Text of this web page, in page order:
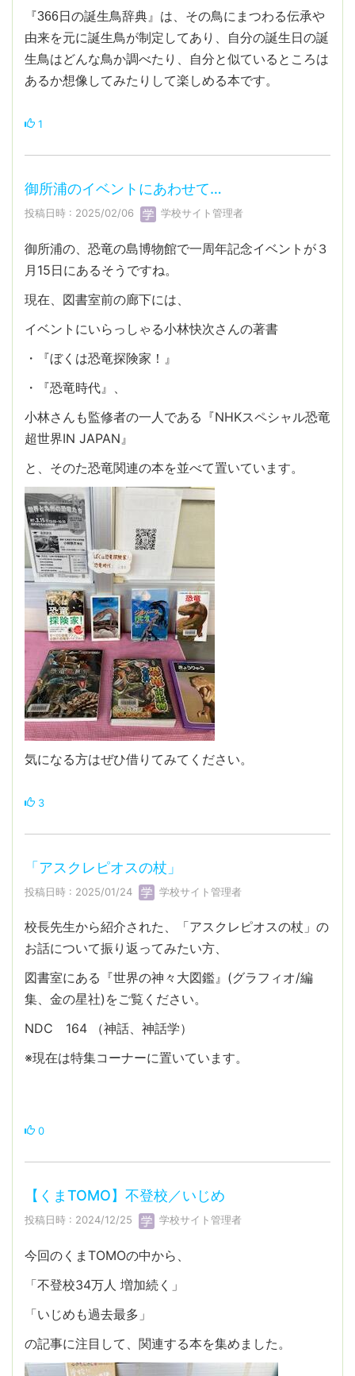
『366日の誕生鳥辞典』は、その鳥にまつわる伝承や
由来を元に誕生鳥が制定してあり、自分の誕生日の誕
生鳥はどんな鳥か調べたり、自分と似ているところは
あるか想像してみたりして楽しめる本です。
1
御所浦のイベントにあわせて…
投稿日時 : 2025/02/06 学校サイト管理者
御所浦の、恐竜の島博物館で一周年記念イベントが３
月15日にあるそうですね。
現在、図書室前の廊下には、
イベントにいらっしゃる小林快次さんの著書
・『ぼくは恐竜探険家！』
・『恐竜時代』、
小林さんも監修者の一人である『NHKスペシャル恐竜
超世界IN JAPAN』
と、そのた恐竜関連の本を並べて置いています。
気になる方はぜひ借りてみてください。
3
「アスクレピオスの杖」
投稿日時 : 2025/01/24 学校サイト管理者
校長先生から紹介された、「アスクレピオスの杖」の
お話について振り返ってみたい方、
図書室にある『世界の神々大図鑑』(グラフィオ/編
集、金の星社)をご覧ください。
NDC 164 （神話、神話学）
※現在は特集コーナーに置いています。
0
【くまTOMO】不登校／いじめ
投稿日時 : 2024/12/25 学校サイト管理者
今回のくまTOMOの中から、
「不登校34万人 増加続く」
「いじめも過去最多」
の記事に注目して、関連する本を集めました。